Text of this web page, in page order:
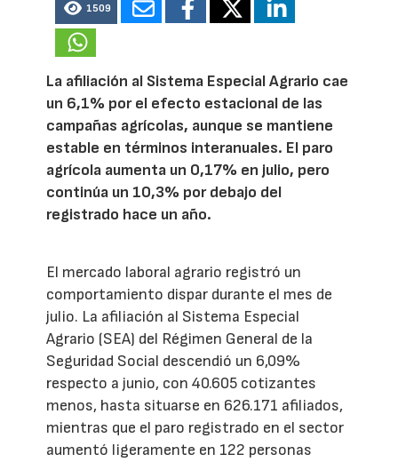
1509
La afiliación al Sistema Especial Agrario cae
un 6,1% por el efecto estacional de las
campañas agrícolas, aunque se mantiene
estable en términos interanuales. El paro
agrícola aumenta un 0,17% en julio, pero
continúa un 10,3% por debajo del
registrado hace un año.
El mercado laboral agrario registró un
comportamiento dispar durante el mes de
julio. La afiliación al Sistema Especial
Agrario (SEA) del Régimen General de la
Seguridad Social descendió un 6,09%
respecto a junio, con 40.605 cotizantes
menos, hasta situarse en 626.171 afiliados,
mientras que el paro registrado en el sector
aumentó ligeramente en 122 personas